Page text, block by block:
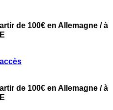
de 100€ en Allemagne / à
de 100€ en Allemagne / à